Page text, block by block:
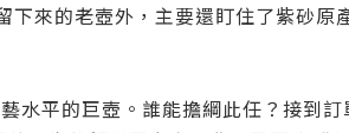
來的老壺外，主要還盯住了紫砂原
水平的巨壺。誰能擔綱此任？接到訂